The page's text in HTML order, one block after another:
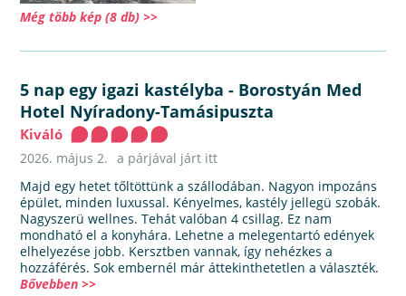
Még több kép (8 db) >>
5 nap egy igazi kastélyba - Borostyán Med
Hotel Nyíradony-Tamásipuszta
Kiváló
2026. május 2. a párjával járt itt
Majd egy hetet tőltöttünk a szállodában. Nagyon impozáns
épület, minden luxussal. Kényelmes, kastély jellegü szobák.
Nagyszerü wellnes. Tehát valóban 4 csillag. Ez nam
mondható el a konyhára. Lehetne a melegentartó edények
elhelyezése jobb. Kersztben vannak, így nehézkes a
hozzáférés. Sok embernél már áttekinthetetlen a választék.
Bővebben >>